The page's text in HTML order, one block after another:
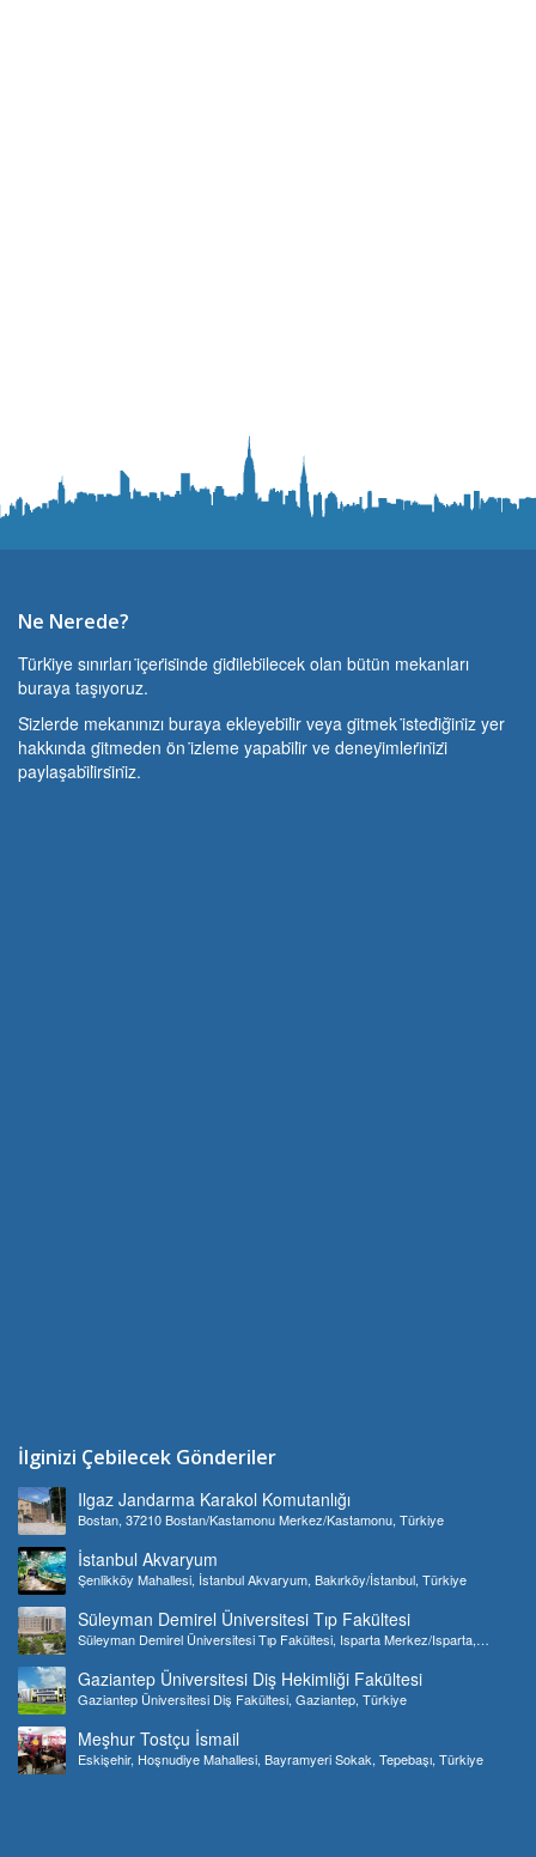
Ne Nerede?
Türki̇ye sınırları i̇çeri̇si̇nde gi̇di̇lebi̇lecek olan bütün mekanları
buraya taşıyoruz.
Si̇zlerde mekanınızı buraya ekleyebi̇li̇r veya gi̇tmek i̇stedi̇ği̇ni̇z yer
hakkında gi̇tmeden ön i̇zleme yapabi̇li̇r ve deneyi̇mleri̇ni̇zi̇
paylaşabi̇li̇rsi̇ni̇z.
İlginizi Çebilecek Gönderiler
Ilgaz Jandarma Karakol Komutanlığı
Bostan, 37210 Bostan/Kastamonu Merkez/Kastamonu, Türkiye
İstanbul Akvaryum
Şenlikköy Mahallesi, İstanbul Akvaryum, Bakırköy/İstanbul, Türkiye
Süleyman Demirel Üniversitesi Tıp Fakültesi
Süleyman Demirel Üniversitesi Tıp Fakültesi, Isparta Merkez/Isparta,
Gaziantep Üniversitesi Diş Hekimliği Fakültesi
Gaziantep Üniversitesi Diş Fakültesi, Gaziantep, Türkiye
Meşhur Tostçu İsmail
Eskişehir, Hoşnudiye Mahallesi, Bayramyeri Sokak, Tepebaşı, Türkiye